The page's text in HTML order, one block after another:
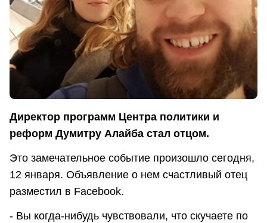
Директор программ Центра политики и
реформ Думитру Алайба стал отцом.
Это замечательное событие произошло сегодня,
12 января. Объявление о нем счастливый отец
разместил в Facebook.
- Вы когда-нибудь чувствовали, что скучаете по